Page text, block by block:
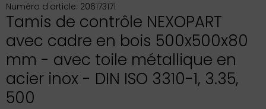
Numéro d'article: 206173171
Tamis de contrôle NEXOPART
avec cadre en bois 500x500x80
mm - avec toile métallique en
acier inox - DIN ISO 3310-1, 3.35,
500